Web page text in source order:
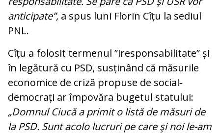
anticipate”, a spus luni Florin Cîțu la sediul
PNL.
Cîțu a folosit termenul ”iresponsabilitate” și
în legătură cu PSD, susținând că măsurile
economice de criză propuse de social-
democrați ar împovăra bugetul statului:
„Domnul Ciucă a primit o listă de măsuri de
la PSD. Sunt acolo lucruri pe care şi noi le-am